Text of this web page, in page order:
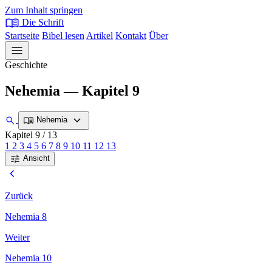
Zum Inhalt springen
menu_book Die Schrift
Startseite Bibel lesen Artikel Kontakt Über
menu
Geschichte
Nehemia — Kapitel 9
search menu_book Nehemia expand_more
Kapitel 9 / 13
1 2 3 4 5 6 7 8 9 10 11 12 13
tune Ansicht
chevron_left
Zurück
Nehemia 8
Weiter
Nehemia 10